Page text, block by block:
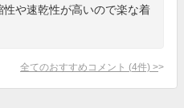
や速乾性が高いので楽な着
全てのおすすめコメント (4件) >